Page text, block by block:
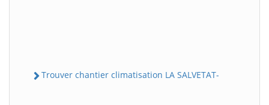
Trouver chantier climatisation LA SALVETAT-